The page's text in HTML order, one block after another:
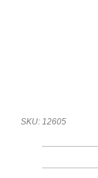
SKU: 12605